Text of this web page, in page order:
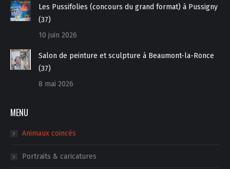
Les Pussifolies (concours du grand format) à Pussigny
(37)
10 juin 2026
Salon de peinture et sculpture à Beaumont-la-Ronce
(37)
8 mai 2026
MENU
Animaux coincés
Portraits & caricatures